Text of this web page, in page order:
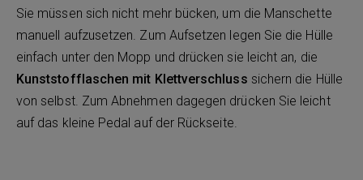
Sie müssen sich nicht mehr bücken, um die Manschette
manuell aufzusetzen. Zum Aufsetzen legen Sie die Hülle
einfach unter den Mopp und drücken sie leicht an, die
Kunststofflaschen mit Klettverschluss sichern die Hülle
von selbst. Zum Abnehmen dagegen drücken Sie leicht
auf das kleine Pedal auf der Rückseite.